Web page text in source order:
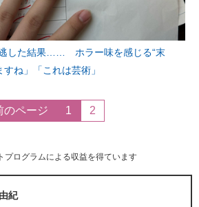
した結果…… ホラー味を感じる“末
ね」「これは芸術」
のページ 1 2
ログラムによる収益を得ています
紀